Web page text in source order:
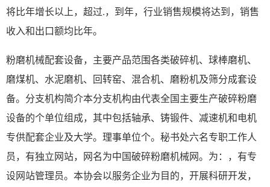
将比年增长以上，超过.，到年，行业销售规模将达到，销售
收入和出口额均比年。
粉磨机械配套设备，主要产品范围各类破碎机、球棒磨机、
磨煤机、水泥磨机、回转窑、混合机、磨粉机及筛分成套设
备。分支机构简介本分支机构由代表全国主要生产破碎粉磨
设备的个单位组成，其中包括轴承、铸锻件、减速机和电机
专供配套企业及大学。理事单位个。秘书处六名专职工作人
员，有独立网站，网名为中国破碎粉磨机械网。为：，有专
设网站管理员。本协会以服务企业为目的，开展科研开发，